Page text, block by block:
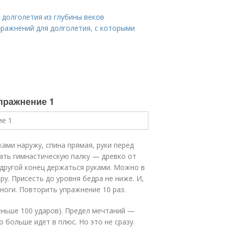
из глубины веков
для долголетия, с которыми
1
наружу, спина прямая, руки перед
гимнастическую палку — древко от
конец держаться руками. Можно в
Присесть до уровня бедра не ниже. И,
Повторить упражнение 10 раз.
100 ударов). Предел мечтаний —
больше идет в плюс. Но это не сразу.